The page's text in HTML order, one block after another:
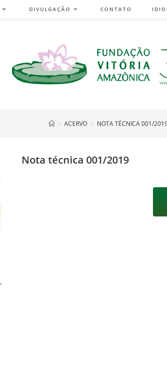
DIVULGAÇÃO CONTATO
> ACERVO > NOTA TÉCNICA 001/
Nota técnica 001/2019